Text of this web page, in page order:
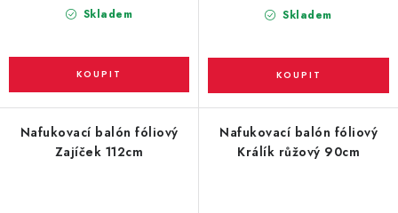
Skladem Skladem
Nafukovací balón fóliový
Zajíček 112cm
Nafukovací balón fóliový
Králík růžový 90cm